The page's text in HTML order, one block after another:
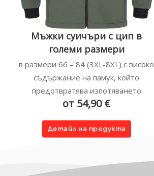
Мъжки суичъри с цип в
големи размери
в размери 66 – 84 (3XL-8XL) с високо
съдържание на памук, който
предотвратява изпотяването
от 54,90 €
Детайл на продукта